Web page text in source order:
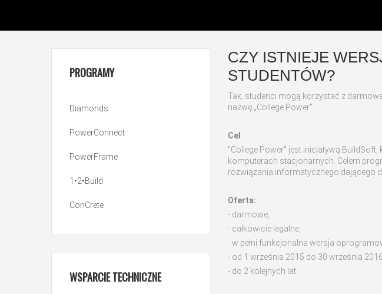
CZY ISTNIEJE
STUDENTÓW?
Tak, studenci mogą korzystać z
nazwę „College Power”.
Cel
"College Power" jest inicjatywą
komputerach stacjonarnych. Celem
rozwiązania informatycznego dającego
Oferta:
- darmowe,
- całkowicie legalne,
- w pełni funkcjonalna wersja
- od 1 września 2015 do 30 września 2016,
- do 2 kolejnych lat.
PROGRAMY
Diamonds
PowerConnect
PowerFrame
1•2•Build
ConCrete
WSPARCIETECHNICZNE